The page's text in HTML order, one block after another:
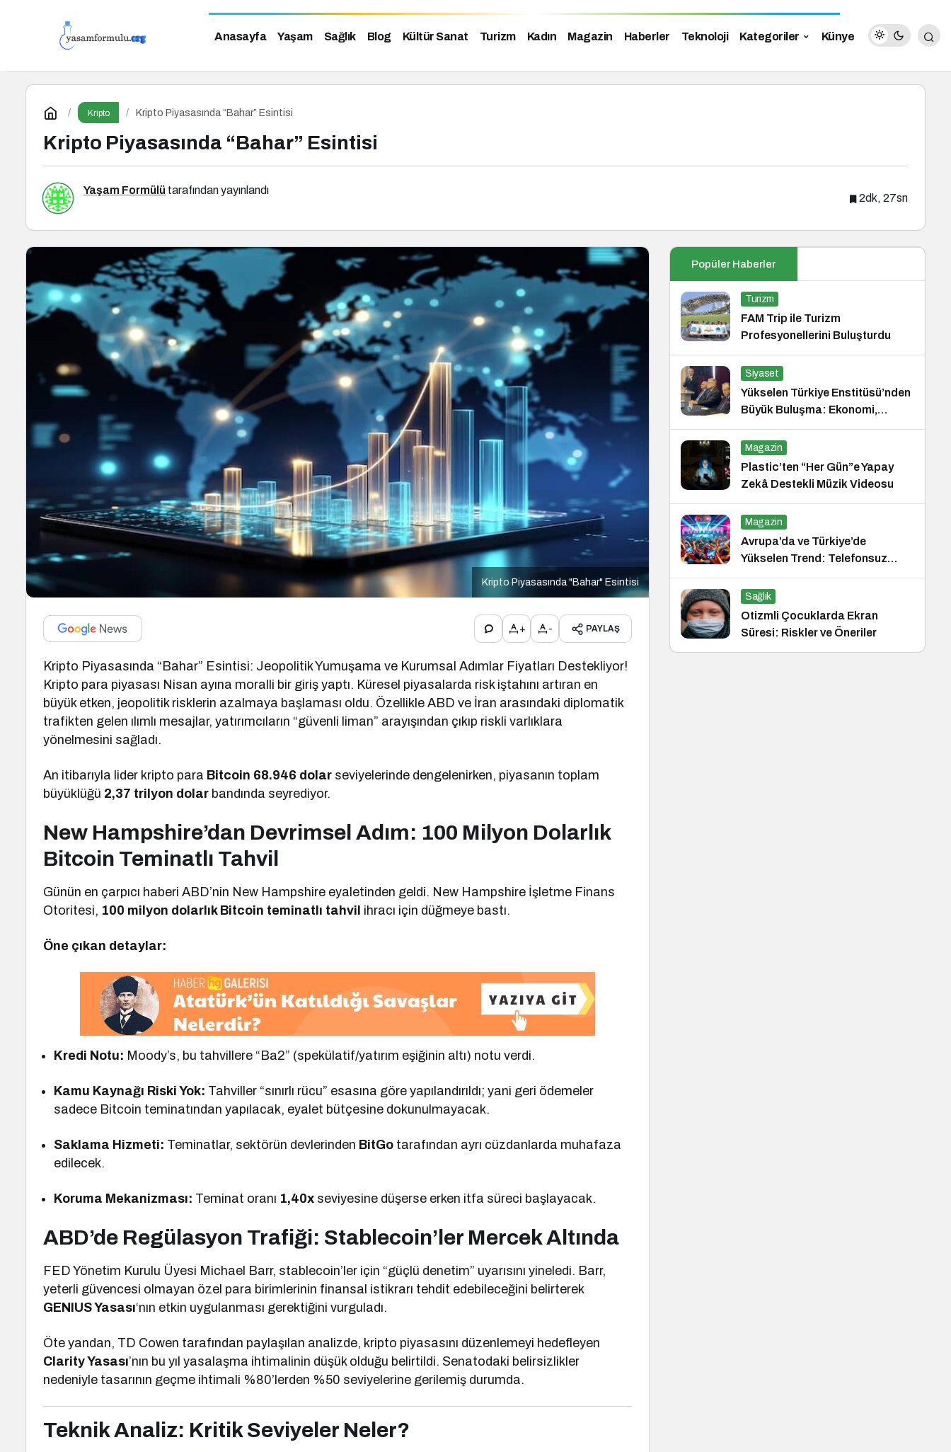
Anasayfa Yaşam Sağlık Blog Kültür Sanat Turizm Kadın Magazin Haberler Teknoloji Kategoriler Künye
Kripto Kripto Piyasasında “Bahar” Esintisi
Kripto Piyasasında “Bahar” Esintisi
Yaşam Formülü tarafından yayınlandı
2dk, 27sn
Kripto Piyasasında "Bahar" Esintisi
+ - PAYLAŞ
Kripto Piyasasında “Bahar” Esintisi: Jeopolitik Yumuşama ve Kurumsal Adımlar Fiyatları Destekliyor!
Kripto para piyasası Nisan ayına moralli bir giriş yaptı. Küresel piyasalarda risk iştahını artıran en
büyük etken, jeopolitik risklerin azalmaya başlaması oldu. Özellikle ABD ve İran arasındaki diplomatik
trafikten gelen ılımlı mesajlar, yatırımcıların “güvenli liman” arayışından çıkıp riskli varlıklara
yönelmesini sağladı.
An itibarıyla lider kripto para Bitcoin 68.946 dolar seviyelerinde dengelenirken, piyasanın toplam
büyüklüğü 2,37 trilyon dolar bandında seyrediyor.
New Hampshire’dan Devrimsel Adım: 100 Milyon Dolarlık
Bitcoin Teminatlı Tahvil
Günün en çarpıcı haberi ABD’nin New Hampshire eyaletinden geldi. New Hampshire İşletme Finans
Otoritesi, 100 milyon dolarlık Bitcoin teminatlı tahvil ihracı için düğmeye bastı.
Öne çıkan detaylar:
Kredi Notu: Moody’s, bu tahvillere “Ba2” (spekülatif/yatırım eşiğinin altı) notu verdi.
Kamu Kaynağı Riski Yok: Tahviller “sınırlı rücu” esasına göre yapılandırıldı; yani geri ödemeler
sadece Bitcoin teminatından yapılacak, eyalet bütçesine dokunulmayacak.
Saklama Hizmeti: Teminatlar, sektörün devlerinden BitGo tarafından ayrı cüzdanlarda muhafaza
edilecek.
Koruma Mekanizması: Teminat oranı 1,40x seviyesine düşerse erken itfa süreci başlayacak.
ABD’de Regülasyon Trafiği: Stablecoin’ler Mercek Altında
FED Yönetim Kurulu Üyesi Michael Barr, stablecoin’ler için “güçlü denetim” uyarısını yineledi. Barr,
yeterli güvencesi olmayan özel para birimlerinin finansal istikrarı tehdit edebileceğini belirterek
GENIUS Yasası‘nın etkin uygulanması gerektiğini vurguladı.
Öte yandan, TD Cowen tarafından paylaşılan analizde, kripto piyasasını düzenlemeyi hedefleyen
Clarity Yasası’nın bu yıl yasalaşma ihtimalinin düşük olduğu belirtildi. Senatodaki belirsizlikler
nedeniyle tasarının geçme ihtimali %80’lerden %50 seviyelerine gerilemiş durumda.
Teknik Analiz: Kritik Seviyeler Neler?
Popüler Haberler
Turizm
FAM Trip ile Turizm
Profesyonellerini Buluşturdu
Siyaset
Yükselen Türkiye Enstitüsü’nden
Büyük Buluşma: Ekonomi,
Güvenlik Politikaları ve Hukuk
Konferansı
Magazin
Plastic’ten “Her Gün”e Yapay
Zekâ Destekli Müzik Videosu
Magazin
Avrupa’da ve Türkiye’de
Yükselen Trend: Telefonsuz
Gece Kulüpleri
Sağlık
Otizmli Çocuklarda Ekran
Süresi: Riskler ve Öneriler